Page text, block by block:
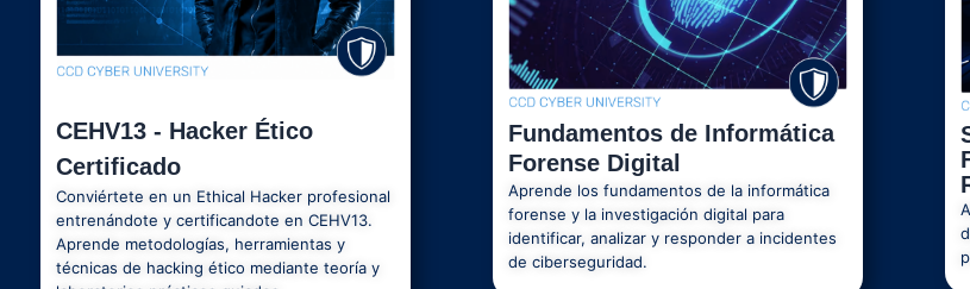
CEHV13 - Hacker Ético
Certificado
Conviértete en un Ethical Hacker profesional
entrenándote y certificandote en CEHV13.
Aprende metodologías, herramientas y
técnicas de hacking ético mediante teoría y
Fundamentos de Informática
Forense Digital
Aprende los fundamentos de la informática
forense y la investigación digital para
identificar, analizar y responder a incidentes
de ciberseguridad.